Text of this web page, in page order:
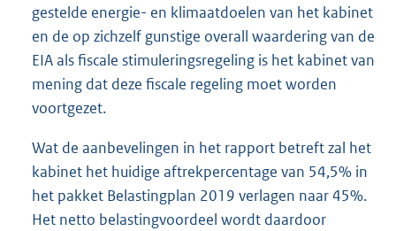
gestelde energie- en klimaatdoelen van het kabinet
en de op zichzelf gunstige overall waardering van de
EIA als fiscale stimuleringsregeling is het kabinet van
mening dat deze fiscale regeling moet worden
voortgezet.
Wat de aanbevelingen in het rapport betreft zal het
kabinet het huidige aftrekpercentage van 54,5% in
het pakket Belastingplan 2019 verlagen naar 45%.
Het netto belastingvoordeel wordt daardoor